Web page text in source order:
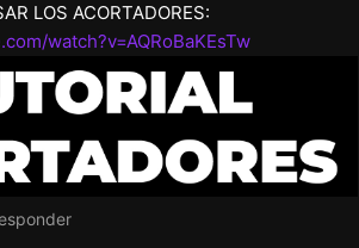
LOS ACORTADORES:
watch?v=AQRoBaKEsTw